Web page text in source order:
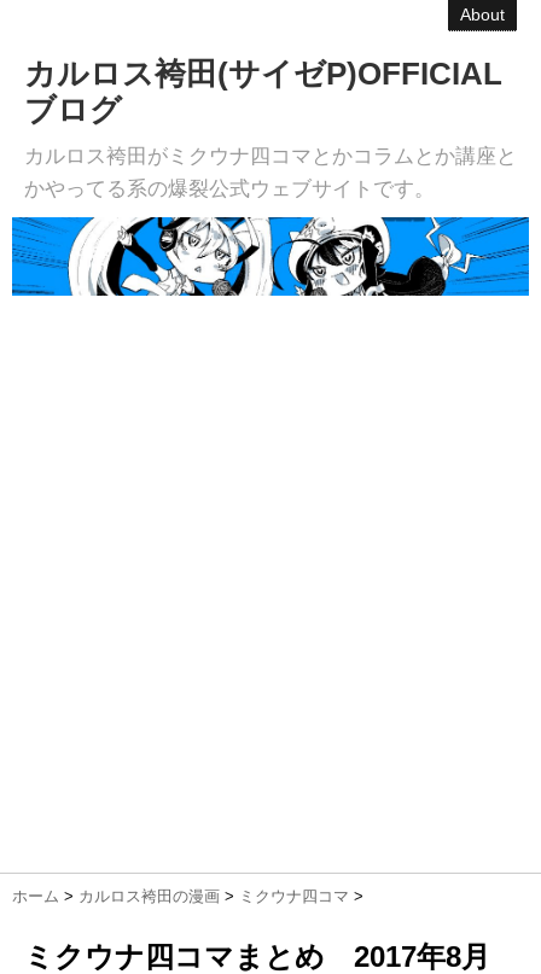
About
カルロス袴田(サイゼP)OFFICIAL
ブログ
カルロス袴田がミクウナ四コマとかコラムとか講座と
かやってる系の爆裂公式ウェブサイトです。
ホーム > カルロス袴田の漫画 > ミクウナ四コマ >
ミクウナ四コマまとめ 2017年8月